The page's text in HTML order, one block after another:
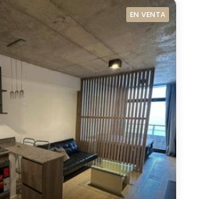
EN VENTA